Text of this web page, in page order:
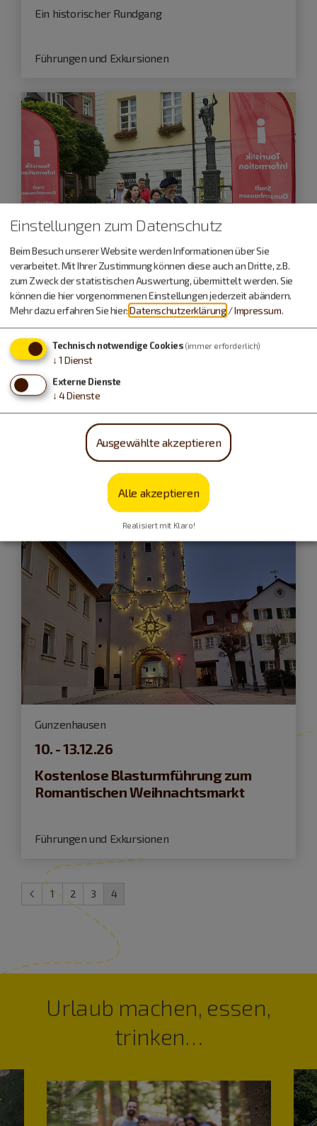
Ein historischer Rundgang
Führungen und Exkursionen
Gunzenhausen
31.10.26
Stadtführung
Führungen und Exkursionen
Gunzenhausen
10. - 13.12.26
Kostenlose Blasturmführung zum
Romantischen Weihnachtsmarkt
Führungen und Exkursionen
1 2 3 4
Urlaub machen, essen,
trinken…
Einstellungen zum Datenschutz
Beim Besuch unserer Website werden Informationen über Sie
verarbeitet. Mit Ihrer Zustimmung können diese auch an Dritte, z.B.
zum Zweck der statistischen Auswertung, übermittelt werden. Sie
können die hier vorgenommenen Einstellungen jederzeit abändern.
Mehr dazu erfahren Sie hier:Datenschutzerklärung /Impressum.
Technisch notwendige Cookies (immer erforderlich)
↓ 1 Dienst
Externe Dienste
↓ 4Dienste
Ausgewählte akzeptieren
Alle akzeptieren
Realisiert mit Klaro!